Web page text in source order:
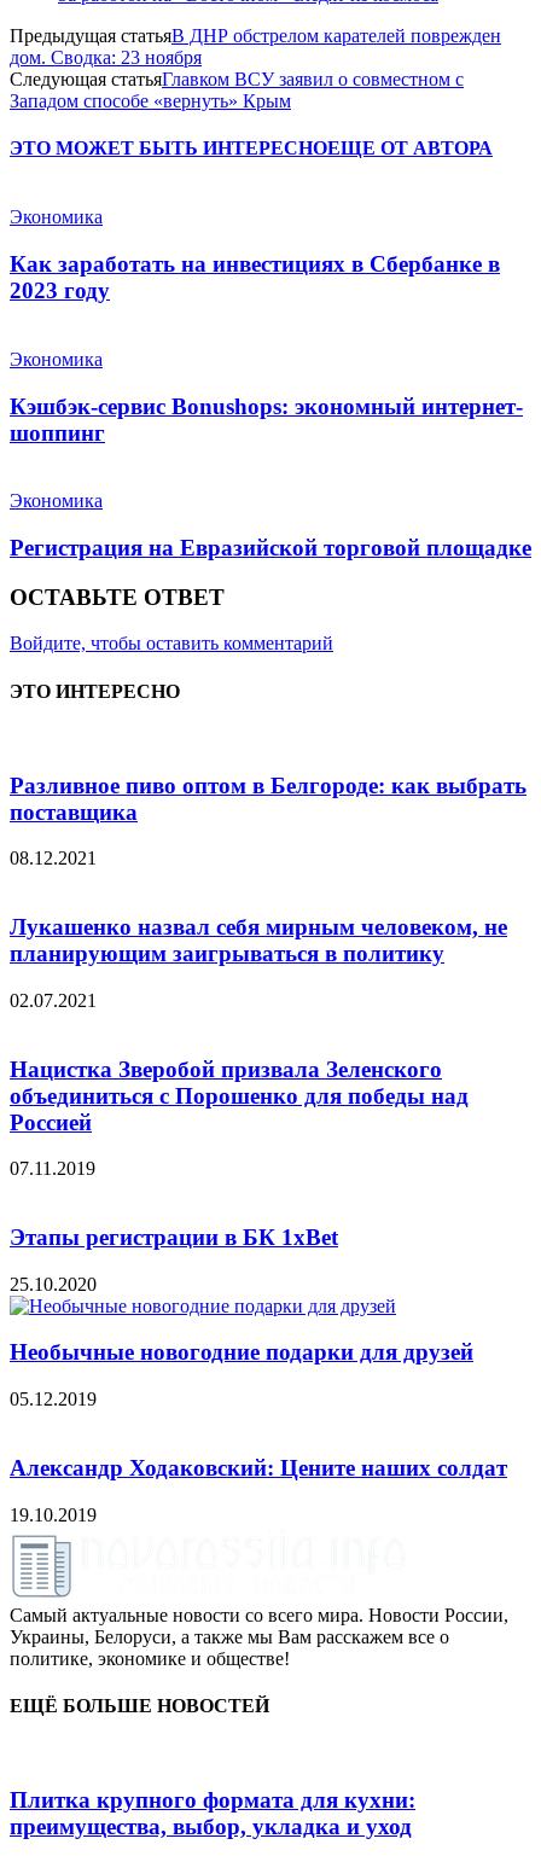
Предыдущая статьяВ ДНР обстрелом карателей поврежден
дом. Сводка: 23 ноября
Следующая статьяГлавком ВСУ заявил о совместном с
Западом способе «вернуть» Крым
ЭТО МОЖЕТ БЫТЬ ИНТЕРЕСНОЕЩЕ ОТ АВТОРА
Экономика
Как заработать на инвестициях в Сбербанке в
2023 году
Экономика
Кэшбэк-сервис Bonushops: экономный интернет-
шоппинг
Экономика
Регистрация на Евразийской торговой площадке
ОСТАВЬТЕ ОТВЕТ
Войдите, чтобы оставить комментарий
ЭТО ИНТЕРЕСНО
Разливное пиво оптом в Белгороде: как выбрать
поставщика
08.12.2021
Лукашенко назвал себя мирным человеком, не
планирующим заигрываться в политику
02.07.2021
Нацистка Зверобой призвала Зеленского
объединиться с Порошенко для победы над
Россией
07.11.2019
Этапы регистрации в БК 1xBet
25.10.2020
Необычные новогодние подарки для друзей
05.12.2019
Александр Ходаковский: Цените наших солдат
19.10.2019
Самый актуальные новости со всего мира. Новости России,
Украины, Белоруси, а также мы Вам расскажем все о
политике, экономике и обществе!
ЕЩЁ БОЛЬШЕ НОВОСТЕЙ
Плитка крупного формата для кухни:
преимущества, выбор, укладка и уход